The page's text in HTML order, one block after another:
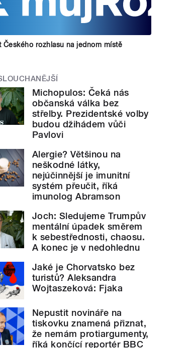
Českého rozhlasu na jednom místě
Michopulos: Čeká nás
občanská válka bez
střelby. Prezidentské volby
budou džihádem vůči
Pavlovi
Alergie? Většinou na
neškodné látky,
nejúčinnější je imunitní
systém přeučit, říká
imunolog Abramson
Joch: Sledujeme Trumpův
mentální úpadek směrem
k sebestřednosti, chaosu.
A konec je v nedohlednu
Jaké je Chorvatsko bez
turistů? Aleksandra
Wojtaszeková: Fjaka
Nepustit novináře na
tiskovku znamená přiznat,
že nemám protiargumenty,
říká končící reportér BBC